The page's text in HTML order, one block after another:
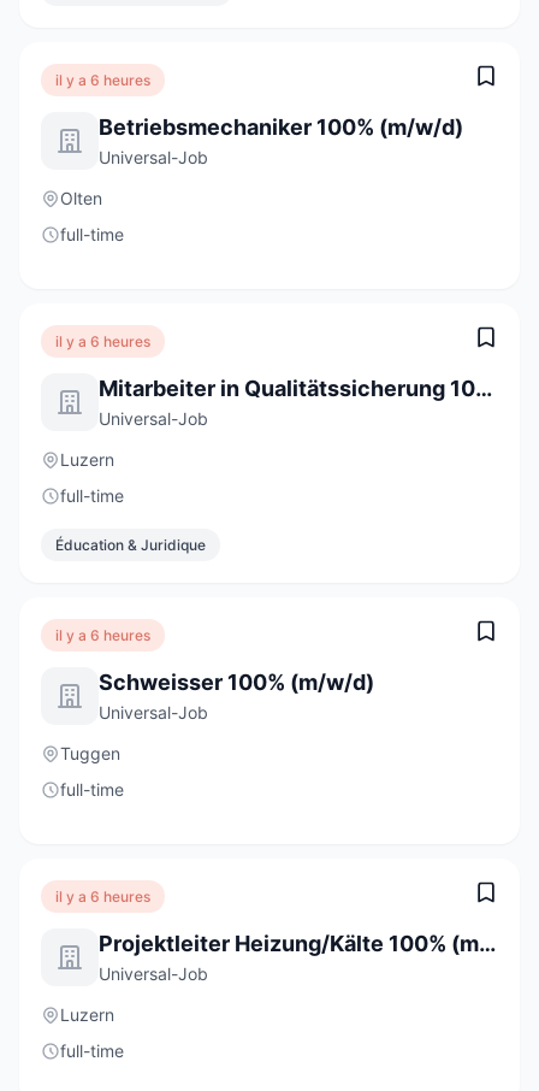
il y a 6 heures
Betriebsmechaniker 100% (m/w/d)
Universal-Job
Olten
full-time
il y a 6 heures
Mitarbeiter in Qualitätssicherung 100% (m/w/d)
Universal-Job
Luzern
full-time
Éducation & Juridique
il y a 6 heures
Schweisser 100% (m/w/d)
Universal-Job
Tuggen
full-time
il y a 6 heures
Projektleiter Heizung/Kälte 100% (m/w/d)
Universal-Job
Luzern
full-time